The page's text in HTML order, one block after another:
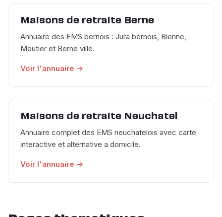
Maisons de retraite Berne
Annuaire des EMS bernois : Jura bernois, Bienne,
Moutier et Berne ville.
Voir l'annuaire →
Maisons de retraite Neuchatel
Annuaire complet des EMS neuchatelois avec carte
interactive et alternative a domicile.
Voir l'annuaire →